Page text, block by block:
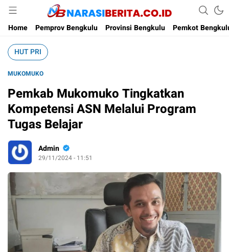
Narasi Berita
Home
Pemprov Bengkulu Provinsi Bengkulu Pemkot
HUT PRI
MUKOMUKO
Pemkab Mukomuko Tingkatkan
Kompetensi ASN Melalui Program
Tugas Belajar
Admin
29/11/2024 - 11:51